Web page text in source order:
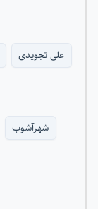
علی تجویدی
شهرآشوب